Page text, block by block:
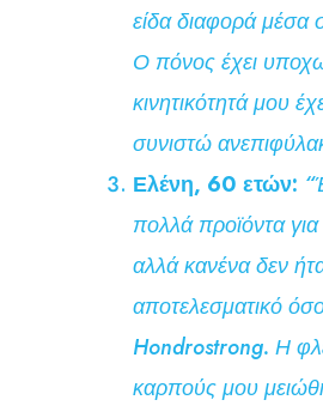
είδα διαφορά μέσα
Ο πόνος έχει
κινητικότητά μου
συνιστώ
Ελένη, 60 ετών:
πολλά προϊόντα
αλλά κανένα δεν
αποτελεσματικό
Hondrostrong. Η
καρπούς μου